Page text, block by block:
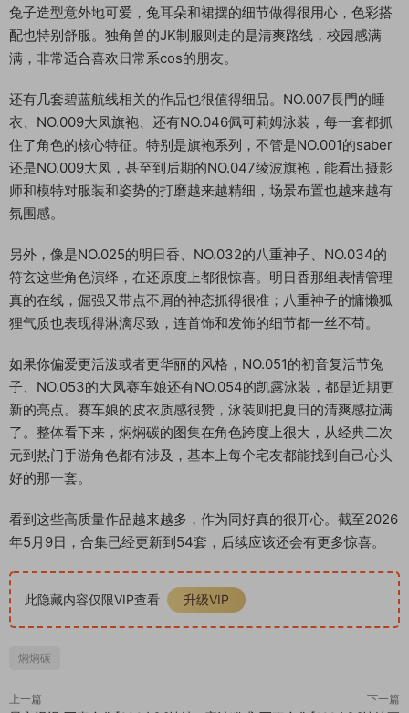
兔子造型意外地可爱，兔耳朵和裙摆的细节做得很用心，色彩搭
配也特别舒服。独角兽的JK制服则走的是清爽路线，校园感满
满，非常适合喜欢日常系cos的朋友。
还有几套碧蓝航线相关的作品也很值得细品。NO.007長門的睡
衣、NO.009大凤旗袍、还有NO.046佩可莉姆泳装，每一套都抓
住了角色的核心特征。特别是旗袍系列，不管是NO.001的saber
还是NO.009大凤，甚至到后期的NO.047绫波旗袍，能看出摄影
师和模特对服装和姿势的打磨越来越精细，场景布置也越来越有
氛围感。
另外，像是NO.025的明日香、NO.032的八重神子、NO.034的
符玄这些角色演绎，在还原度上都很惊喜。明日香那组表情管理
真的在线，倔强又带点不屑的神态抓得很准；八重神子的慵懒狐
狸气质也表现得淋漓尽致，连首饰和发饰的细节都一丝不苟。
如果你偏爱更活泼或者更华丽的风格，NO.051的初音复活节兔
子、NO.053的大凤赛车娘还有NO.054的凯露泳装，都是近期更
新的亮点。赛车娘的皮衣质感很赞，泳装则把夏日的清爽感拉满
了。整体看下来，焖焖碳的图集在角色跨度上很大，从经典二次
元到热门手游角色都有涉及，基本上每个宅友都能找到自己心头
好的那一套。
看到这些高质量作品越来越多，作为同好真的很开心。截至2026
年5月9日，合集已经更新到54套，后续应该还会有更多惊喜。
此隐藏内容仅限VIP查看 升级VIP
焖焖碳
上一篇 下一篇